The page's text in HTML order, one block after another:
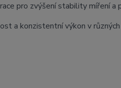
pro zvýšení stability míření
a konzistentní výkon v